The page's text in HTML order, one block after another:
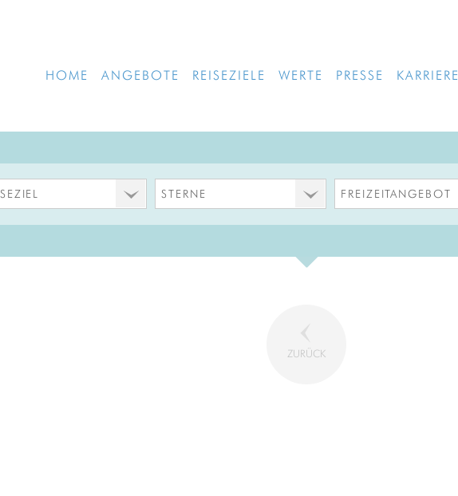
HOME ANGEBOTE REISEZIELE WERTE PRESSE KARRIERE
STERNE FREIZEITANGEBOT
ZURÜCK